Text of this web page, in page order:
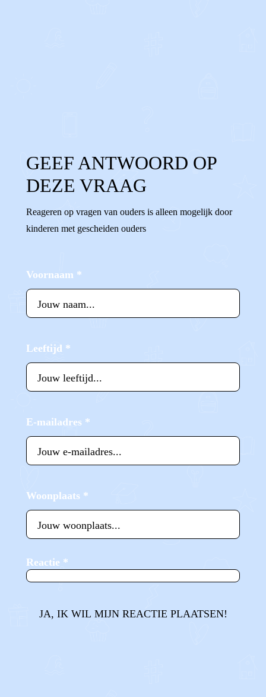
GEEF ANTWOORD OP
DEZE VRAAG
Reageren op vragen van ouders is alleen mogelijk door
kinderen met gescheiden ouders
Voornaam *
Leeftijd *
E-mailadres *
Woonplaats *
Reactie *
JA, IK WIL MIJN REACTIE PLAATSEN!